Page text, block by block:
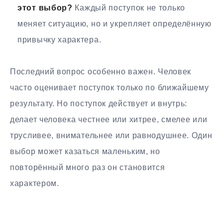
этот выбор? Каждый поступок не только
меняет ситуацию, но и укрепляет определённую
привычку характера.
Последний вопрос особенно важен. Человек
часто оценивает поступок только по ближайшему
результату. Но поступок действует и внутрь:
делает человека честнее или хитрее, смелее или
трусливее, внимательнее или равнодушнее. Один
выбор может казаться маленьким, но
повторённый много раз он становится
характером.